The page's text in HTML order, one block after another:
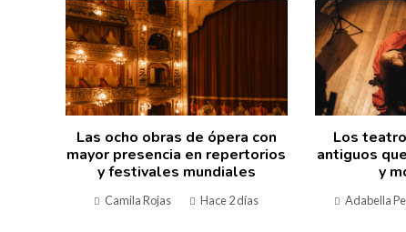
Las ocho obras de ópera con
mayor presencia en repertorios
y festivales mundiales
Camila Rojas Hace 2 días
Los
antiguos
y
Adabella